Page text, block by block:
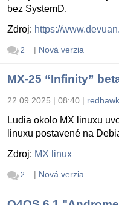
bez SystemD.
Zdroj: https://
2 | Nová verzia
MX-25 “Infinity”
22.09.2025 | 08:40 |
Ludia okolo MX linuxu
linuxu postavené na
Zdroj: MX linux
2 | Nová verzia